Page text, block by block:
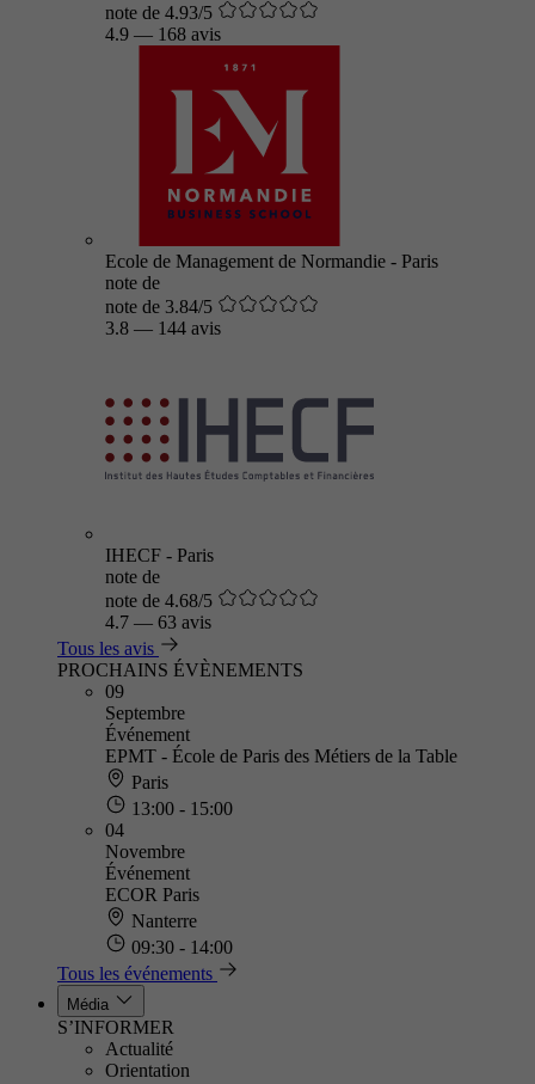
note de 4.93/5
4.9 — 168 avis
Ecole de Management de Normandie - Paris
note de
note de 3.84/5
3.8 — 144 avis
IHECF - Paris
note de
note de 4.68/5
4.7 — 63 avis
Tous les avis
PROCHAINS ÉVÈNEMENTS
09
Septembre
Événement
EPMT - École de Paris des Métiers de la Table
Paris
13:00 - 15:00
04
Novembre
Événement
ECOR Paris
Nanterre
09:30 - 14:00
Tous les événements
Média
S’INFORMER
Actualité
Orientation